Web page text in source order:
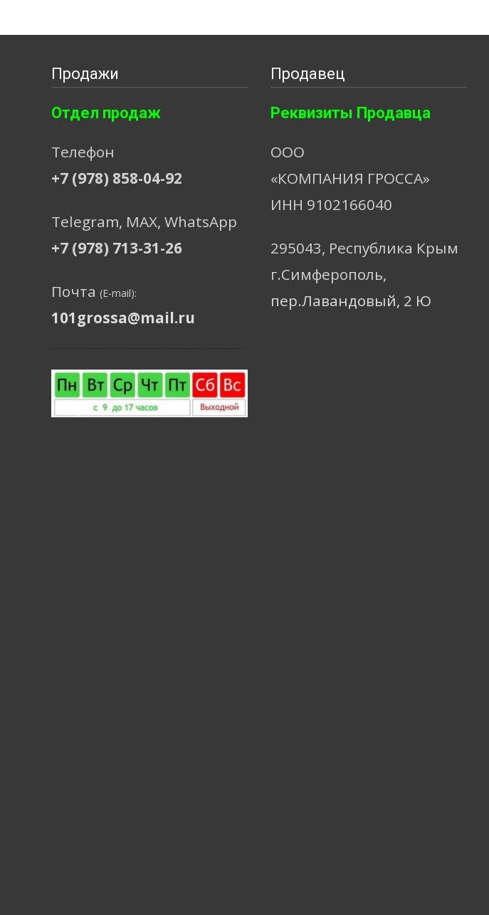
Продажи
Отдел продаж
Телефон
+7 (978) 858-04-92
Telegram, МАХ, WhatsApp
+7 (978) 713-31-26
Почта (E-mail):
101grossa@mail.ru
Продавец
Реквизиты Продавца
ООО
«КОМПАНИЯ ГРОССА»
ИНН 9102166040
295043, Республика Крым
г.Симферополь,
пер.Лавандовый, 2 Ю